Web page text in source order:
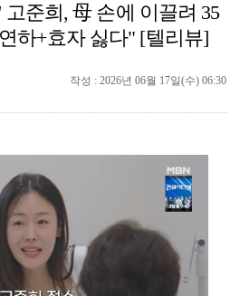
KBO, 기록적인 폭염으로 9일까지 리그 중단…내달 6…
"기분 맞춰주려고" 축구협회, 외국인 심판 성접대 의혹…
'주장 완장' 김민재, 한국 떠나기 전 뮌헨 동료들에게…
"매출 10% 안주면 폭로" 박나래 前 매니저 2명, …
준희, 母 손에 이끌려 35
하+효자 싫다" [텔리뷰]
작성 : 2026년 06월 17일(수) 06:30